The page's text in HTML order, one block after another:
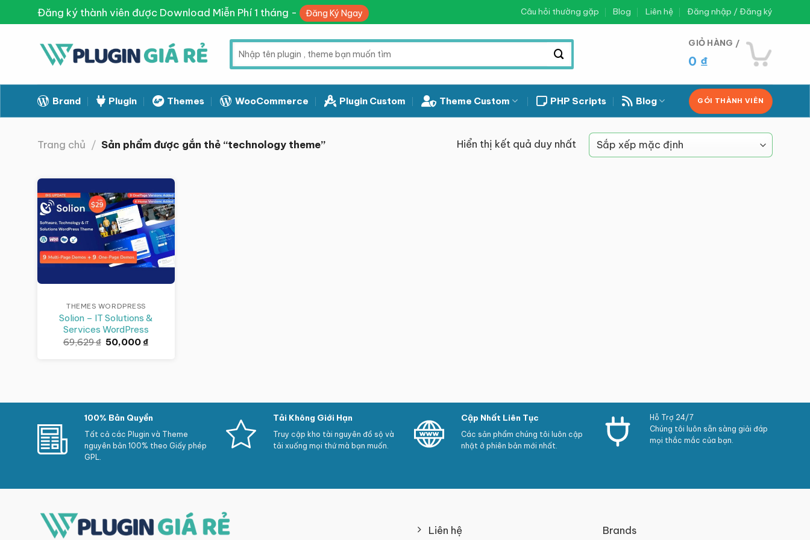
to
Đăng ký thành viên được Download Miễn Phí 1 tháng - Đăng Ký Ngay Câu hỏi thường gặp Blog Liên hệ Đăng nhập / Đăng ký
Tìm
kiếm:
GIỎ HÀNG /
0 ₫
Brand Plugin Themes WooCommerce Plugin Custom Theme Custom PHP Scripts Blog GÓI THÀNH VIÊN
Trang chủ / Sản phẩm được gắn thẻ “technology theme” Hiển thị kết quả duy nhất
THEMES WORDPRESS
Solion – IT Solutions &
Services WordPress
69,629₫ Giá
50,000 ₫
100% Bản Quyền
Tất cả các Plugin và Theme
nguyên bản 100% theo Giấy phép
GPL.
Tải Không Giới Hạn
Truy cập kho tài nguyên đồ sộ và
tải xuống mọi thứ mà bạn muốn.
Cập Nhất Liên Tục
Các sản phẩm chúng tôi luôn cập
nhật ở phiên bản mới nhất.
Hỗ Trợ 24/7
Chúng tôi luôn sẵn sàng giải đáp
mọi thắc mắc của bạn.
Liên hệ Brands